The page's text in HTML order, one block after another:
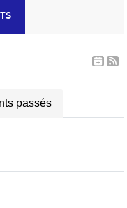
passés